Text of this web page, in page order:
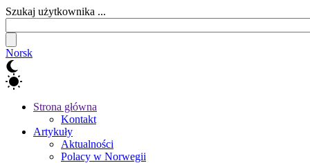
Szukaj użytkownika ...
Norsk
Strona główna
Kontakt
Artykuły
Aktualności
Polacy w Norwegii